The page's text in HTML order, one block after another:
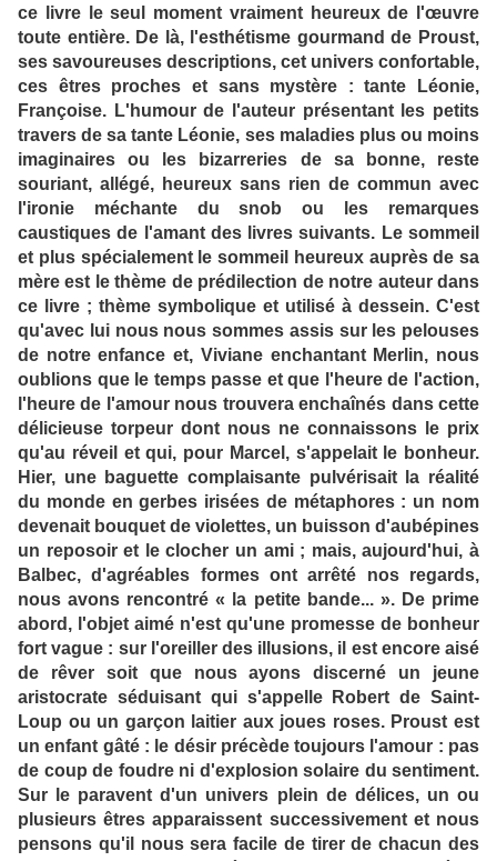
ce livre le seul moment vraiment heureux de l'œuvre
toute entière. De là, l'esthétisme gourmand de Proust,
ses savoureuses descriptions, cet univers confortable,
ces êtres proches et sans mystère : tante Léonie,
Françoise. L'humour de l'auteur présentant les petits
travers de sa tante Léonie, ses maladies plus ou moins
imaginaires ou les bizarreries de sa bonne, reste
souriant, allégé, heureux sans rien de commun avec
l'ironie méchante du snob ou les remarques
caustiques de l'amant des livres suivants. Le sommeil
et plus spécialement le sommeil heureux auprès de sa
mère est le thème de prédilection de notre auteur dans
ce livre ; thème symbolique et utilisé à dessein. C'est
qu'avec lui nous nous sommes assis sur les pelouses
de notre enfance et, Viviane enchantant Merlin, nous
oublions que le temps passe et que l'heure de l'action,
l'heure de l'amour nous trouvera enchaînés dans cette
délicieuse torpeur dont nous ne connaissons le prix
qu'au réveil et qui, pour Marcel, s'appelait le bonheur.
Hier, une baguette complaisante pulvérisait la réalité
du monde en gerbes irisées de métaphores : un nom
devenait bouquet de violettes, un buisson d'aubépines
un reposoir et le clocher un ami ; mais, aujourd'hui, à
Balbec, d'agréables formes ont arrêté nos regards,
nous avons rencontré « la petite bande... ». De prime
abord, l'objet aimé n'est qu'une promesse de bonheur
fort vague : sur l'oreiller des illusions, il est encore aisé
de rêver soit que nous ayons discerné un jeune
aristocrate séduisant qui s'appelle Robert de Saint-
Loup ou un garçon laitier aux joues roses. Proust est
un enfant gâté : le désir précède toujours l'amour : pas
de coup de foudre ni d'explosion solaire du sentiment.
Sur le paravent d'un univers plein de délices, un ou
plusieurs êtres apparaissent successivement et nous
pensons qu'il nous sera facile de tirer de chacun des